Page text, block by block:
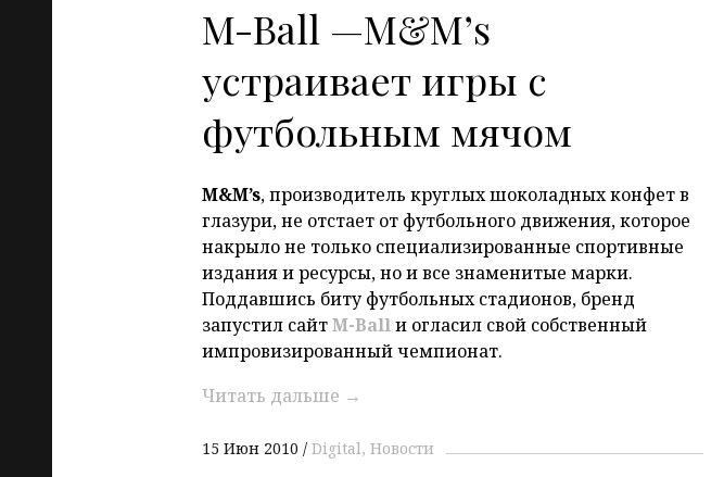
M-Ball —M&M’s
устраивает игры с
футбольным мячом
P
M&M’s, производитель круглых шоколадных конфет в
глазури, не отстает от футбольного движения, которое
накрыло не только специализированные спортивные
издания и ресурсы, но и все знаменитые марки.
Поддавшись биту футбольных стадионов, бренд
запустил сайтM-Ballи огласил свой собственный
импровизированный чемпионат.
Читать дальше →
15 Июн 2010 Digital Новости